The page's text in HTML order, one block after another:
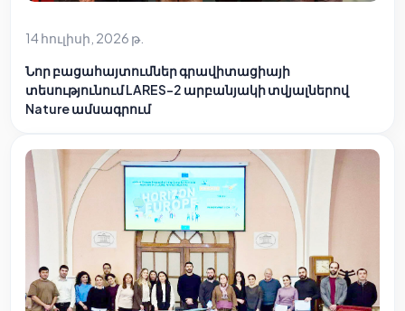
14 հուլիսի, 2026 թ.
Նոր բացահայտումներ գրավիտացիայի
տեսությունում LARES-2 արբանյակի տվյալներով
Nature ամսագրում